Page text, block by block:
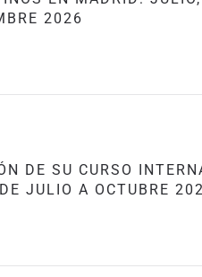
2026
DE SU CURSO
JULIO A OCTUBRE